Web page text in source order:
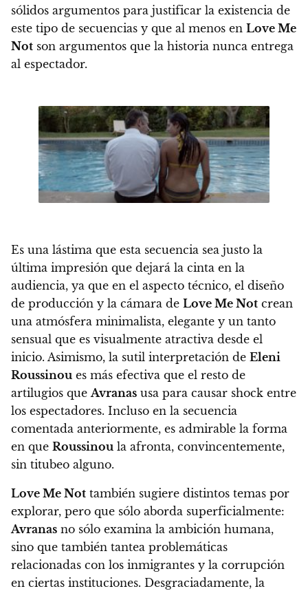
sólidos argumentos para justificar la existencia de
este tipo de secuencias y que al menos en Love Me
Not son argumentos que la historia nunca entrega
al espectador.
Es una lástima que esta secuencia sea justo la
última impresión que dejará la cinta en la
audiencia, ya que en el aspecto técnico, el diseño
de producción y la cámara de Love Me Not crean
una atmósfera minimalista, elegante y un tanto
sensual que es visualmente atractiva desde el
inicio. Asimismo, la sutil interpretación de Eleni
Roussinou es más efectiva que el resto de
artilugios que Avranas usa para causar shock entre
los espectadores. Incluso en la secuencia
comentada anteriormente, es admirable la forma
en que Roussinou la afronta, convincentemente,
sin titubeo alguno.
Love Me Not también sugiere distintos temas por
explorar, pero que sólo aborda superficialmente:
Avranas no sólo examina la ambición humana,
sino que también tantea problemáticas
relacionadas con los inmigrantes y la corrupción
en ciertas instituciones. Desgraciadamente, la